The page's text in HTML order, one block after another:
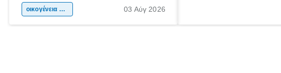
χώρας. Είτε πρόκειται για λίγες μέρες
οικογένεια & παιδί 03 Αύγ 2026
πληροφορίες για το